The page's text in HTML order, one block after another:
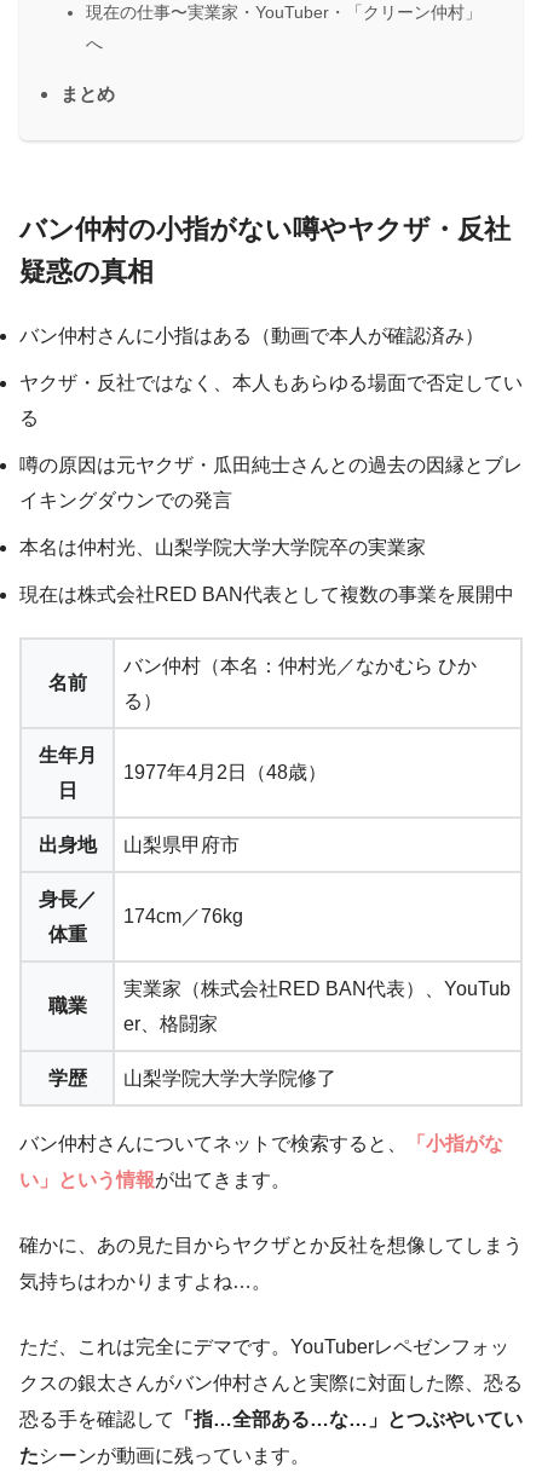
現在の仕事〜実業家・YouTuber・「クリーン仲村」
へ
まとめ
バン仲村の小指がない噂やヤクザ・反社
疑惑の真相
バン仲村さんに小指はある（動画で本人が確認済み）
ヤクザ・反社ではなく、本人もあらゆる場面で否定してい
る
噂の原因は元ヤクザ・瓜田純士さんとの過去の因縁とブレ
イキングダウンでの発言
本名は仲村光、山梨学院大学大学院卒の実業家
現在は株式会社RED BAN代表として複数の事業を展開中
名前
バン仲村（本名：仲村光／なかむら ひか
る）
生年月
日
1977年4月2日（48歳）
出身地 山梨県甲府市
身長／
体重
174cm／76kg
職業
実業家（株式会社RED BAN代表）、YouTub
er、格闘家
学歴 山梨学院大学大学院修了
バン仲村さんについてネットで検索すると、
「小指がな
い」という情報が出てきます。
確かに、あの見た目からヤクザとか反社を想像してしまう
気持ちはわかりますよね…。
ただ、これは完全にデマです。YouTuberレペゼンフォッ
クスの銀太さんがバン仲村さんと実際に対面した際、恐る
恐る手を確認して
「指…全部ある…な…」とつぶやいてい
たシーンが動画に残っています。